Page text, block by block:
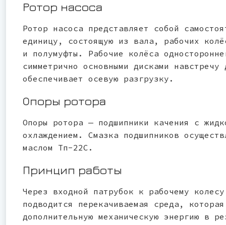
Ротор насоса
Ротор насоса представляет собой
единицу, состоящую из вала, рабочих
и полумуфты. Рабочие колёса
симметрично основными дисками
обеспечивает осевую разгрузку.
Опоры ротора
Опоры ротора — подшипники качения с
охлаждением. Смазка подшипников
маслом Тп-22С.
Принцип работы
Через входной патрубок к рабочему
подводится перекачиваемая среда,
дополнительную механическую энергию в